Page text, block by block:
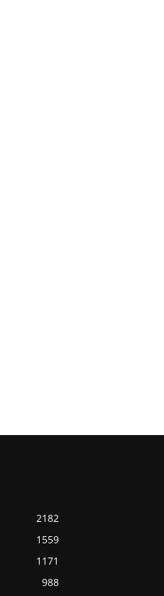
2182
1559
1171
988